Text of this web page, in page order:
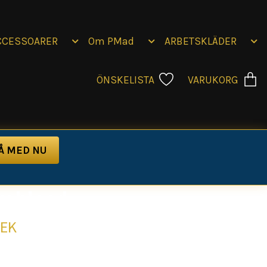
Om PMad ARBETSKLÄDER
ÖNSKELISTA VARUKORG